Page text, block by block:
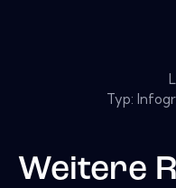
Typ:
Weitere